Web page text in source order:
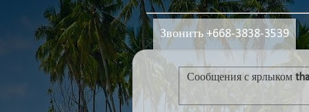
Звонить +668-3838-3539
Сообщения с ярлыком